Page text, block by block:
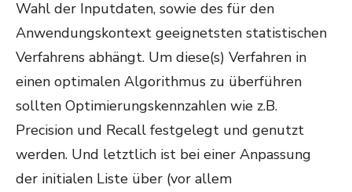
Wahl der Inputdaten, sowie des für den
Anwendungskontext geeignetsten statistischen
Verfahrens abhängt. Um diese(s) Verfahren in
einen optimalen Algorithmus zu überführen
sollten Optimierungskennzahlen wie z.B.
Precision und Recall festgelegt und genutzt
werden. Und letztlich ist bei einer Anpassung
der initialen Liste über (vor allem